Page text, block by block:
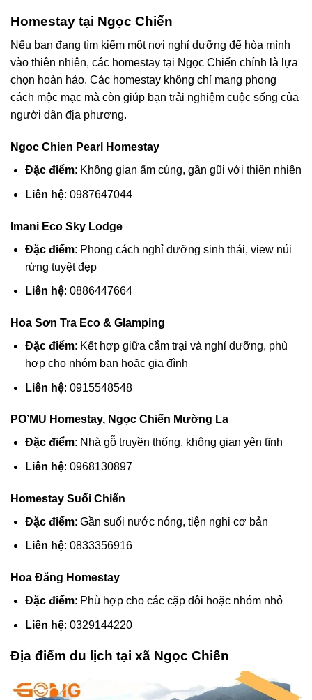
Homestay tại Ngọc Chiến
Nếu bạn đang tìm kiếm một nơi nghỉ dưỡng để hòa mình
vào thiên nhiên, các homestay tại Ngọc Chiến chính là lựa
chọn hoàn hảo. Các homestay không chỉ mang phong
cách mộc mạc mà còn giúp bạn trải nghiệm cuộc sống của
người dân địa phương.
Ngoc Chien Pearl Homestay
Đặc điểm: Không gian ấm cúng, gần gũi với thiên nhiên
Liên hệ: 0987647044
Imani Eco Sky Lodge
Đặc điểm: Phong cách nghỉ dưỡng sinh thái, view núi
rừng tuyệt đẹp
Liên hệ: 0886447664
Hoa Sơn Tra Eco & Glamping
Đặc điểm: Kết hợp giữa cắm trại và nghỉ dưỡng, phù
hợp cho nhóm bạn hoặc gia đình
Liên hệ: 0915548548
PO’MU Homestay, Ngọc Chiến Mường La
Đặc điểm: Nhà gỗ truyền thống, không gian yên tĩnh
Liên hệ: 0968130897
Homestay Suối Chiến
Đặc điểm: Gần suối nước nóng, tiện nghi cơ bản
Liên hệ: 0833356916
Hoa Đăng Homestay
Đặc điểm: Phù hợp cho các cặp đôi hoặc nhóm nhỏ
Liên hệ: 0329144220
Địa điểm du lịch tại xã Ngọc Chiến